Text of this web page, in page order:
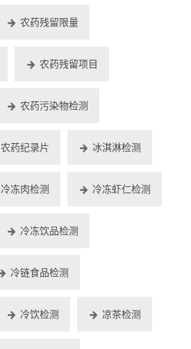
农药残留限量
农药残留项目
农药污染物检测
农药纪录片 冰淇淋检测
冷冻肉检测 冷冻虾仁检测
冷冻饮品检测
冷链食品检测
冷饮检测 凉茶检测